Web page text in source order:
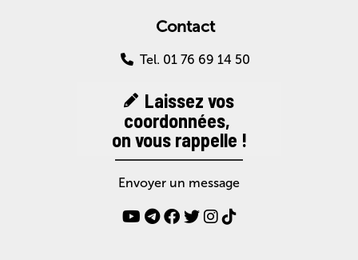
Contact
Tel. 01 76 69 14 50
Laissez vos
coordonnées,
on vous rappelle !
Envoyer un message